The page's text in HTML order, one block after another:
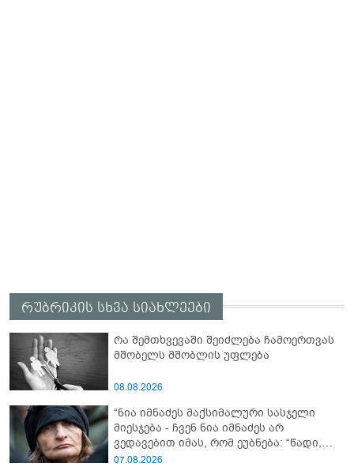
რუბრიკის სხვა სიახლეები
რა შემთხვევაში შეიძლება ჩამოერთვას
მშობელს მშობლის უფლება
08.08.2026
“ნია იმნაძეს მაქსიმალური სასჯელი
მიესჯება - ჩვენ ნია იმნაძეს არ
ვედავებით იმას, რომ ეუბნება: “წადი,
მოკალი“, ეს დაკვეთაა, ჩვენ ვამბობთ,
07.08.2026